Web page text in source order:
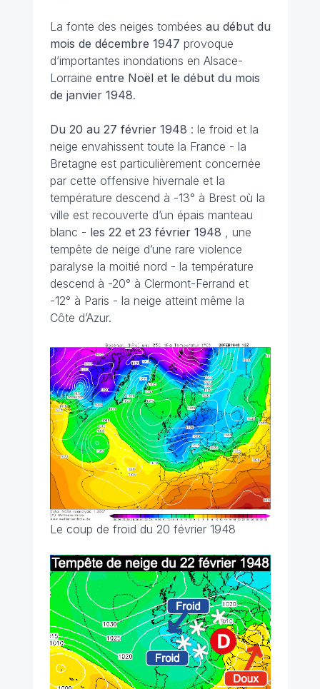
La fonte des neiges tombées au début du
mois de décembre 1947 provoque
d’importantes inondations en Alsace-
Lorraine entre Noël et le début du mois
de janvier 1948.
Du 20 au 27 février 1948 : le froid et la
neige envahissent toute la France - la
Bretagne est particulièrement concernée
par cette offensive hivernale et la
température descend à -13° à Brest où la
ville est recouverte d’un épais manteau
blanc - les 22 et 23 février 1948 , une
tempête de neige d’une rare violence
paralyse la moitié nord - la température
descend à -20° à Clermont-Ferrand et
-12° à Paris - la neige atteint même la
Côte d’Azur.
Le coup de froid du 20 février 1948